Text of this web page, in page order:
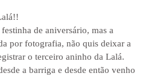
de aniversário, mas a
por fotografia, não quis deixar a
o terceiro aninho da Lalá.
a barriga e desde então venho